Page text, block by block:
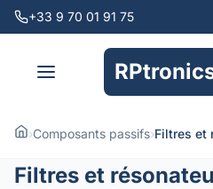
+33 9 70 01 91 75
›Composants passifs›Filtres et
Filtres et